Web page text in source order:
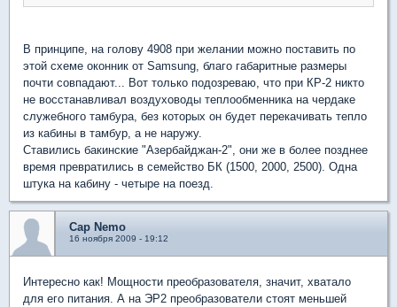
В принципе, на голову 4908 при желании можно поставить по
этой схеме оконник от Samsung, благо габаритные размеры
почти совпадают... Вот только подозреваю, что при КР-2 никто
не восстанавливал воздуховоды теплообменника на чердаке
служебного тамбура, без которых он будет перекачивать тепло
из кабины в тамбур, а не наружу.
Ставились бакинские "Азербайджан-2", они же в более позднее
время превратились в семейство БК (1500, 2000, 2500). Одна
штука на кабину - четыре на поезд.
Cap Nemo
16 ноября 2009 - 19:12
Интересно как! Мощности преобразователя, значит, хватало
для его питания. А на ЭР2 преобразователи стоят меньшей